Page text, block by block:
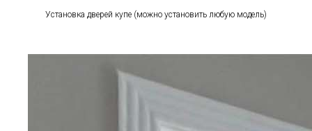
Установка дверей купе (можно установить любую модель)